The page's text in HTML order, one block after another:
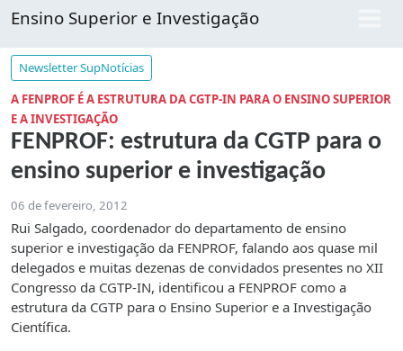
Ensino Superior e Investigação
Newsletter SupNotícias
A FENPROF É A ESTRUTURA DA CGTP-IN PARA O ENSINO SUPERIOR
E A INVESTIGAÇÃO
FENPROF: estrutura da CGTP para o
ensino superior e investigação
06 de fevereiro, 2012
Rui Salgado, coordenador do departamento de ensino
superior e investigação da FENPROF, falando aos quase mil
delegados e muitas dezenas de convidados presentes no XII
Congresso da CGTP-IN, identificou a FENPROF como a
estrutura da CGTP para o Ensino Superior e a Investigação
Científica.